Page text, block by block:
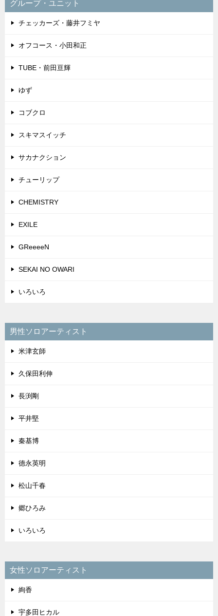
グループ・ユニット
チェッカーズ・藤井フミヤ
オフコース・小田和正
TUBE・前田亘輝
ゆず
コブクロ
スキマスイッチ
サカナクション
チューリップ
CHEMISTRY
EXILE
GReeeeN
SEKAI NO OWARI
いろいろ
男性ソロアーティスト
米津玄師
久保田利伸
長渕剛
平井堅
秦基博
德永英明
松山千春
郷ひろみ
いろいろ
女性ソロアーティスト
絢香
宇多田ヒカル